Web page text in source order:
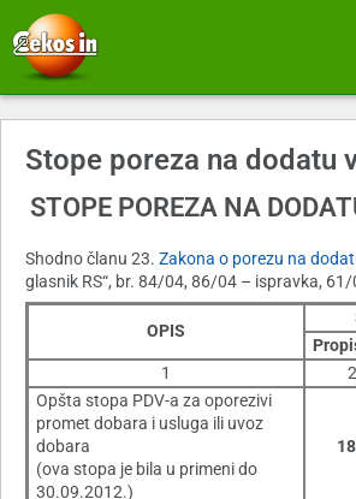
Stope poreza na dodatu
STOPE POREZA NA
Shodno članu 23. Zakona o porezu na
glasnik RS“, br. 84/04, 86/04 – ispravka,
OPIS
1
2
Opšta stopa PDV-a za oporezivi
promet dobara i usluga ili uvoz
dobara
(ova stopa je bila u primeni do
30.09.2012.)